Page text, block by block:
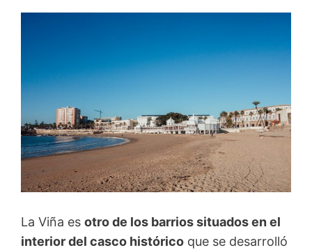
La Viña es otro de los barrios situados en el
interior del casco histórico que se desarrolló